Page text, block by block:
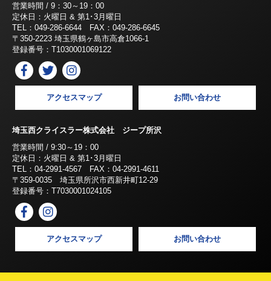
営業時間 / 9：30～19：00
定休日：火曜日 & 第1･3月曜日
TEL：049-286-6644 FAX：049-286-6645
〒350-2223 埼玉県鶴ヶ島市高倉1066-1
登録番号：T1030001069122
アクセスマップ お問い合わせ
埼玉西クライスラー株式会社 ジープ所沢
営業時間 / 9:30～19：00
定休日：火曜日 & 第1･3月曜日
TEL：04-2991-4567 FAX：04-2991-4611
〒359-0035 埼玉県所沢市西新井町12-29
登録番号：T7030001024105
アクセスマップ お問い合わせ